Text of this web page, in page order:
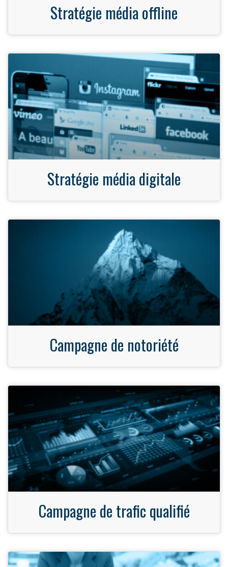
Stratégie média offline
Stratégie média digitale
Campagne de notoriété
Campagne de trafic qualifié